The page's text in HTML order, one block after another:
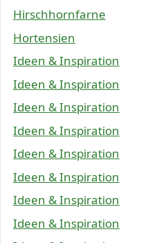
Hirschhornfarne
Hortensien
Ideen & Inspiration
Ideen & Inspiration
Ideen & Inspiration
Ideen & Inspiration
Ideen & Inspiration
Ideen & Inspiration
Ideen & Inspiration
Ideen & Inspiration